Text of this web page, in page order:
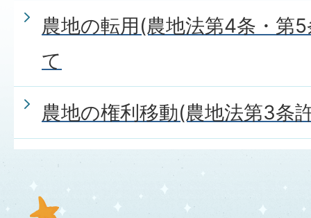
農地の転用(農地法第4条・第
て
農地の権利移動(農地法第3条